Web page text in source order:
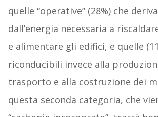
quelle “operative” (28%) che
dall’energia necessaria a
e alimentare gli edifici, e quelle
riconducibili invece alla
trasporto e alla costruzione dei
questa seconda categoria, che